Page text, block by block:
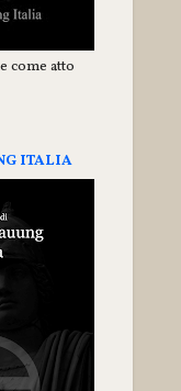
come atto
ITALIA